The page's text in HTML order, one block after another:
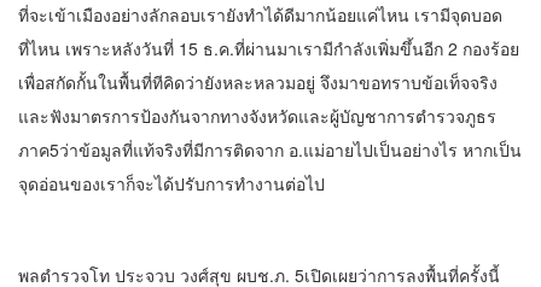
ที่จะเข้าเมืองอย่างลักลอบเรายังทำได้ดีมากน้อยแค่ไหน เรามีจุดบอด
ที่ไหน เพราะหลังวันที่ 15 ธ.ค.ที่ผ่านมาเรามีกำลังเพิ่มขึ้นอีก 2 กองร้อย
เพื่อสกัดกั้นในพื้นที่ทีคิดว่ายังหละหลวมอยู่ จึงมาขอทราบข้อเท็จจริง
และฟังมาตรการป้องกันจากทางจังหวัดและผู้บัญชาการตำรวจภูธร
ภาค5ว่าข้อมูลที่แท้จริงที่มีการติดจาก อ.แม่อายไปเป็นอย่างไร หากเป็น
จุดอ่อนของเราก็จะได้ปรับการทำงานต่อไป
พลตำรวจโท ประจวบ วงศ์สุข ผบช.ภ. 5เปิดเผยว่าการลงพื้นที่ครั้งนี้